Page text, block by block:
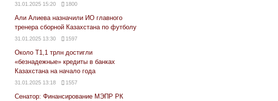
31.01.2025 15:20 1800
Али Алиева назначили ИО главного
тренера сборной Казахстана по футболу
31.01.2025 13:30 1597
Около Т1,1 трлн достигли
«безнадежные» кредиты в банках
Казахстана на начало года
31.01.2025 13:18 1557
Сенатор: Финансирование МЭПР РК